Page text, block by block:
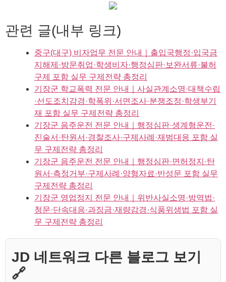
관련 글(내부 링크)
중구(대구) 비자업무 전문 안내｜출입국행정·입국금
지해제·방문취업·학생비자·행정심판·보완서류·불허
구제 포함 실무 구제전략 총정리
기장군 학교폭력 전문 안내｜사실관계소명·대책수립
·선도조치감경·학폭위·서면조사·분쟁조정·학생부기
재 포함 실무 구제전략 총정리
기장군 음주운전 전문 안내｜행정심판·생계형운전·
진술서·탄원서·경찰조사·구제사례·재범대응 포함 실
무 구제전략 총정리
기장군 음주운전 전문 안내｜행정심판·면허정지·탄
원서·측정거부·구제사례·양형자료·반성문 포함 실무
구제전략 총정리
기장군 영업정지 전문 안내｜위반사실소명·방역법·
청문·단속대응·과징금·재량감경·식품위생법 포함 실
무 구제전략 총정리
JD 네트워크 다른 블로그 보기
🔗